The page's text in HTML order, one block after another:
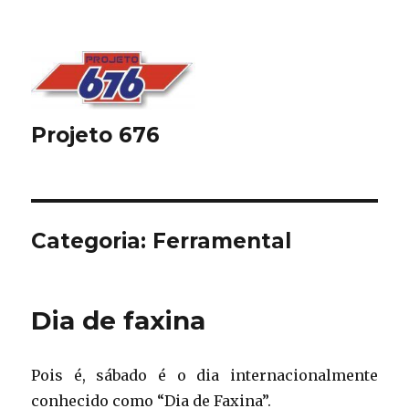
Projeto 676
Categoria: Ferramental
Dia de faxina
Pois é, sábado é o dia internacionalmente
conhecido como “Dia de Faxina”.